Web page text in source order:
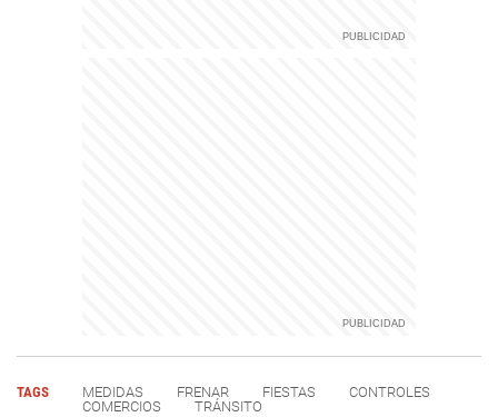
TAGS MEDIDAS FRENAR FIESTAS
CONTROLES
COMERCIOS
TRÁNSITO